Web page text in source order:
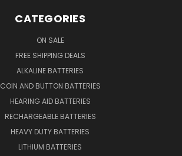
CATEGORIES
ON SALE
FREE SHIPPING DEALS
ALKALINE BATTERIES
COIN AND BUTTON BATTERIES
HEARING AID BATTERIES
RECHARGEABLE BATTERIES
HEAVY DUTY BATTERIES
LITHIUM BATTERIES